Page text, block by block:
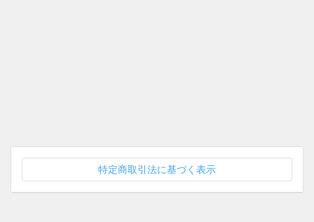
特定商取引法に基づく表示